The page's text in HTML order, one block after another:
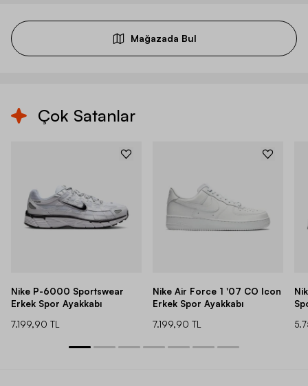
Mağazada Bul
Çok Satanlar
Nike P-6000 Sportswear
Erkek Spor Ayakkabı
7.199,90 TL
Nike Air Force 1 '07 CO Icon
Erkek Spor Ayakkabı
7.199,90 TL